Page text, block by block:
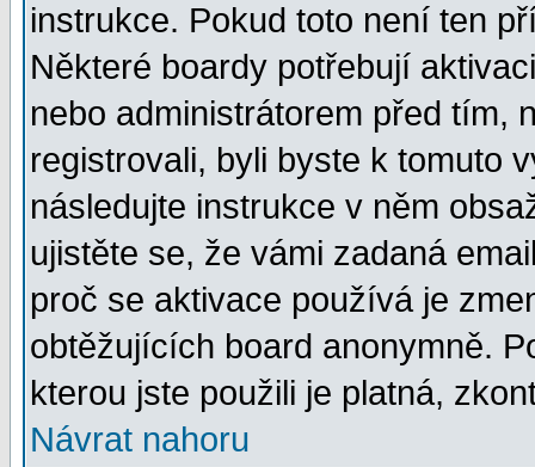
instrukce. Pokud toto není ten
Některé boardy potřebují
nebo administrátorem před tím,
registrovali, byli byste k tomuto
následujte instrukce v něm
ujistěte se, že vámi zadaná
proč se aktivace používá je
obtěžujících board anonymně.
kterou jste použili je platná,
Návrat nahoru